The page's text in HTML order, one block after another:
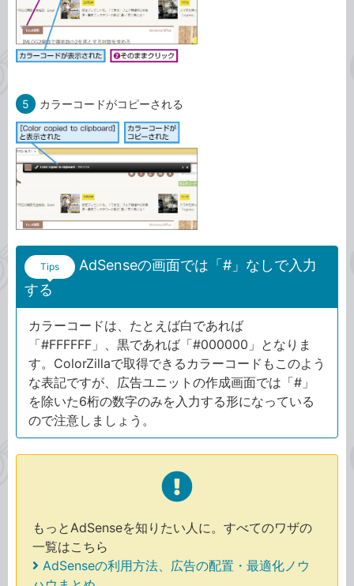
5 カラーコードがコピーされる
Tips
AdSenseの画面では「#」なしで入力
する
カラーコードは、たとえば白であれば
「#FFFFFF」、黒であれば「#000000」となりま
す。ColorZillaで取得できるカラーコードもこのよう
な表記ですが、広告ユニットの作成画面では「#」
を除いた6桁の数字のみを入力する形になっている
ので注意しましょう。
もっとAdSenseを知りたい人に。すべてのワザの
一覧はこちら
AdSenseの利用方法、広告の配置・最適化ノウ